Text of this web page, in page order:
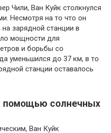
Чили, Ван Куйк столкнулся
Несмотря на то что он
зарядной станции в
мощности для
и борьбы со
уменьшился до 37 км, в то
станции оставалось
помощью солнечных
Ван Куйк